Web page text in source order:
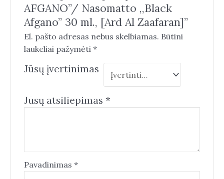
AFGANO”/ Nasomatto ,,Black
Afgano” 30 ml., [Ard Al Zaafaran]”
El. pašto adresas nebus skelbiamas. Būtini
laukeliai pažymėti *
Jūsų įvertinimas
Jūsų atsiliepimas *
Pavadinimas *